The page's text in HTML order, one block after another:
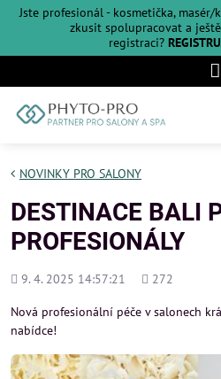
Jste profesionál - kosmetička, masér/
zkusit spolupracovat a
registraci?
NOVINKY PRO SALONY
DESTINACE BALI
PROFESIONÁLY
Přidáno
9. 4. 2025 14:57:21
Počet
272
Nová profesionální péče v salonech
nabídce!